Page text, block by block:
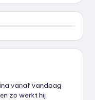
vanaf vandaag
zo werkt hij